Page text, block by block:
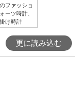
ファッショ
ーツ時計、
け時計
更に読み込む